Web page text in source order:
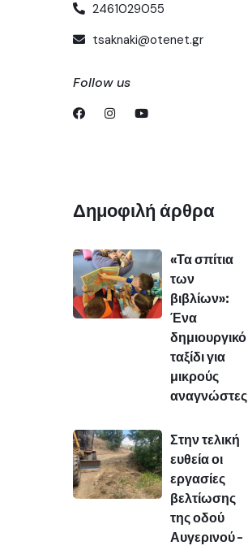
2461029055
tsaknaki@otenet.gr
Follow us
Δημοφιλή άρθρα
«Τα σπίτια
των
βιβλίων»:
Ένα
δημιουργικό
ταξίδι για
μικρούς
αναγνώστες
Στην τελική
ευθεία οι
εργασίες
βελτίωσης
της οδού
Αυγερινού –